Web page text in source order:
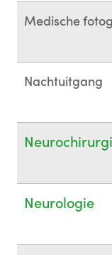
Medische
Nachtuitgang
Neurologie